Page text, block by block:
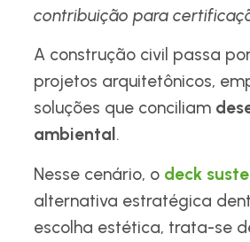
contribuição para
A construção civil passa
projetos arquitetônicos,
soluções que conciliam
ambiental .
Nesse cenário, o deck
alternativa estratégica
escolha estética, trata-se